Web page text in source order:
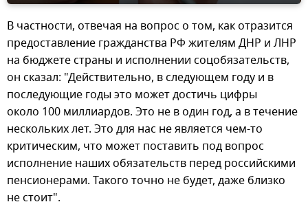
В частности, отвечая на вопрос о том, как отразится
предоставление гражданства РФ жителям ДНР и ЛНР
на бюджете страны и исполнении соцобязательств,
он сказал: "Действительно, в следующем году и в
последующие годы это может достичь цифры
около 100 миллиардов. Это не в один год, а в течение
нескольких лет. Это для нас не является чем-то
критическим, что может поставить под вопрос
исполнение наших обязательств перед российскими
пенсионерами. Такого точно не будет, даже близко
не стоит".